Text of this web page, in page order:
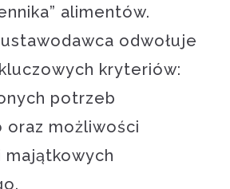
alimentów.
odwołuje
kryteriów:
potrzeb
oraz możliwości
majątkowych